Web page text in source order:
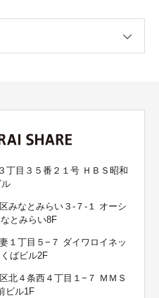
丁目３５番２１号 ＨＢＳ昭和
ル
みなとみらい３-７-１ オーシ
とみらい8F
１丁目５−７ ダイワロイネッ
ばビル2F
北４条西４丁目１−７ ＭＭＳ
ビル1F